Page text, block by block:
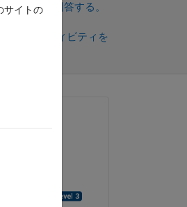
の質問に回答する。
してアクティビティを
日
サイトの